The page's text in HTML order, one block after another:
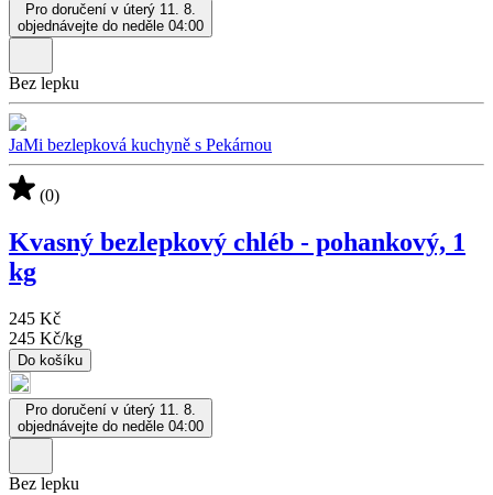
Pro doručení v úterý 11. 8.
objednávejte do neděle 04:00
Bez lepku
JaMi bezlepková kuchyně s Pekárnou
(0)
Kvasný bezlepkový chléb - pohankový, 1
kg
245 Kč
245 Kč/kg
Do košíku
Pro doručení v úterý 11. 8.
objednávejte do neděle 04:00
Bez lepku